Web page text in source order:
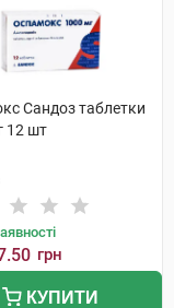
Сандоз таблетки
12 шт
грн
КУПИТИ